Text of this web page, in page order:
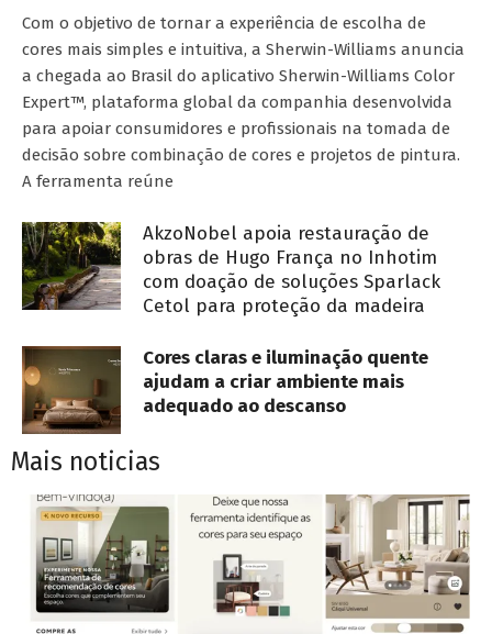
Com o objetivo de tornar a experiência de escolha de
cores mais simples e intuitiva, a Sherwin-Williams anuncia
a chegada ao Brasil do aplicativo Sherwin-Williams Color
Expert™, plataforma global da companhia desenvolvida
para apoiar consumidores e profissionais na tomada de
decisão sobre combinação de cores e projetos de pintura.
A ferramenta reúne
AkzoNobel apoia restauração de
obras de Hugo França no Inhotim
com doação de soluções Sparlack
Cetol para proteção da madeira
Cores claras e iluminação quente
ajudam a criar ambiente mais
adequado ao descanso
Mais noticias